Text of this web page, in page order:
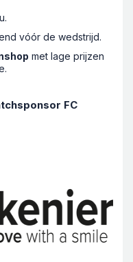
vóór de wedstrijd.
met lage prijzen
FC